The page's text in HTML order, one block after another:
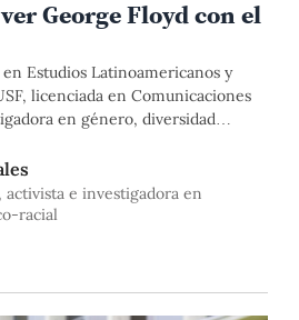
George Floyd con el
Estudios Latinoamericanos y
licenciada en Comunicaciones
en género, diversidad
Estados Unidos inició el
el 4 de mayo. Los comercios
personas transitaban con más
ciudadanos
activista e investigadora en
racial